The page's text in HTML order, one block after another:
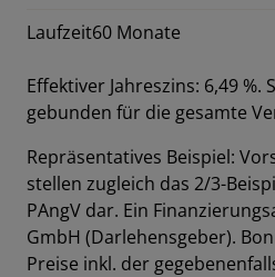
Laufzeit60 Monate
Effektiver Jahreszins: 6,49 %.
gebunden für die gesamte
Repräsentatives Beispiel:
stellen zugleich das 2/3-
PAngV dar. Ein
GmbH (Darlehensgeber).
Preise inkl. der